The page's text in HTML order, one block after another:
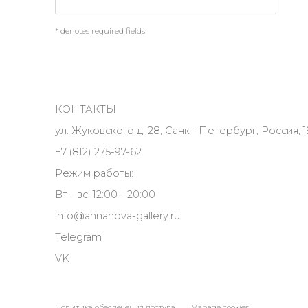
* denotes required fields
КОНТАКТЫ
ул. Жуковского д. 28, Санкт-Петербург, Россия,
+7 (812) 275-97-62
Режим работы:
Вт - вс: 12:00 - 20:00
info@annanova-gallery.ru
Telegram
VK